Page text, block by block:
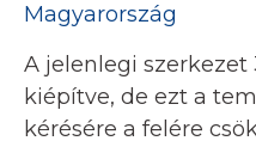
Magyarország
A jelenlegi szerkezet
kiépítve, de ezt a
kérésére a felére